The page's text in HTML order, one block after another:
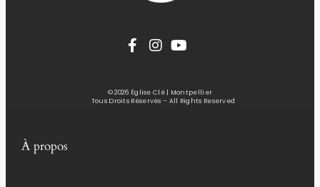
© 2026 Église Clé | Montpellier
Tous Droits Réservés – All Rights Reserved
À propos